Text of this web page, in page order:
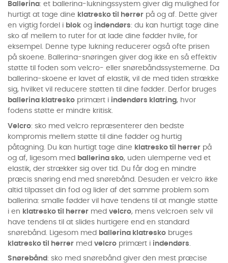
Ballerina: et ballerina-lukningssystem giver dig mulighed for
hurtigt at tage dine klatresko til herrer på og af. Dette giver
en vigtig fordel i blok og indendørs: du kan hurtigt tage dine
sko af mellem to ruter for at lade dine fødder hvile, for
eksempel. Denne type lukning reducerer også ofte prisen
på skoene. Ballerina-snøringen giver dog ikke en så effektiv
støtte til foden som velcro- eller snørebåndssystemerne. Da
ballerina-skoene er lavet af elastik, vil de med tiden strække
sig, hvilket vil reducere støtten til dine fødder. Derfor bruges
ballerina klatresko primært i indendørs klatring, hvor
fodens støtte er mindre kritisk.
Velcro: sko med velcro repræsenterer den bedste
kompromis mellem støtte til dine fødder og hurtig
påtagning. Du kan hurtigt tage dine klatresko til herrer på
og af, ligesom med
ballerina sko, uden ulemperne ved et
elastik, der strækker sig over tid. Du får dog en mindre
præcis snøring end med snørebånd. Desuden er velcro ikke
altid tilpasset din fod og lider af det samme problem som
ballerina: smalle fødder vil have tendens til at mangle støtte
i en klatresko til herrer med velcro, mens velcroen selv vil
have tendens til at slides hurtigere end en standard
snørebånd. Ligesom med
ballerina klatresko bruges
klatresko til herrer med velcro primært i indendørs.
Snørebånd: sko med snørebånd giver den mest præcise